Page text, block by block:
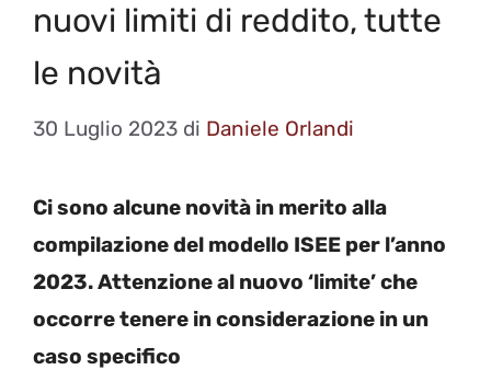
nuovi limiti di reddito, tutte
le novità
30 Luglio 2023 di Daniele Orlandi
Ci sono alcune novità in merito alla
compilazione del modello ISEE per l’anno
2023. Attenzione al nuovo ‘limite’ che
occorre tenere in considerazione in un
caso specifico